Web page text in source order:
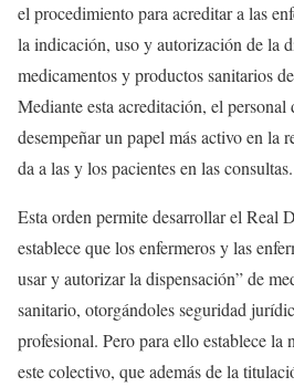
el procedimiento para acreditar a las
la indicación, uso y autorización de la
medicamentos y productos sanitarios
Mediante esta acreditación, el personal
desempeñar un papel más activo en la
da a las y los pacientes en las consultas.
Esta orden permite desarrollar el Real
establece que los enfermeros y las
usar y autorizar la dispensación” de
sanitario, otorgándoles seguridad
profesional. Pero para ello establece la
este colectivo, que además de la